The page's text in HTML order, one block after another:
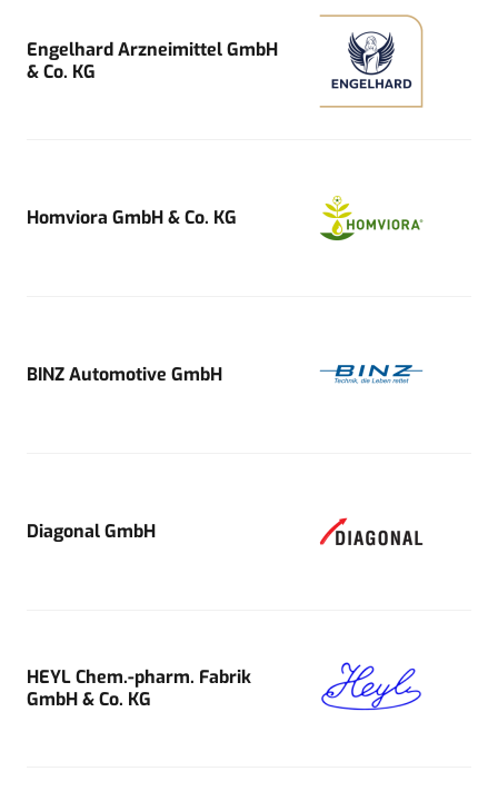
Engelhard Arzneimittel GmbH
& Co. KG
Homviora GmbH & Co. KG
BINZ Automotive GmbH
Diagonal GmbH
HEYL Chem.-pharm. Fabrik
GmbH & Co. KG